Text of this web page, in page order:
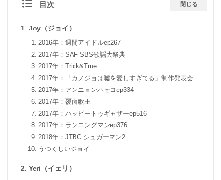
目次 閉じる
Joy（ジョイ）
2016年：週間アイドルep267
2017年：SAF SBS歌謡大祭典
2017年：Trick&True
2017年：「カノジョは嘘を愛しすぎてる」制作発表会
2017年：アンニョンハセヨep334
2017年：覆面歌王
2017年：ハッピートゥギャザーep516
2017年：ランニングマンep376
2018年：JTBC シュガーマン2
うつくしいジョイ
Yeri（イェリ）